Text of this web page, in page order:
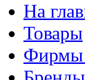
На
Товары
Фирмы